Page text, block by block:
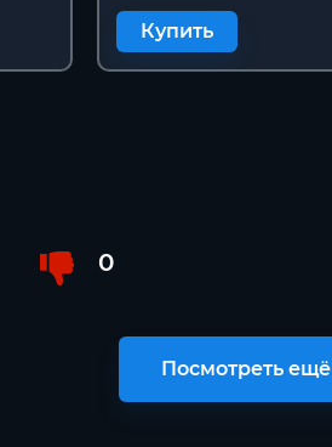
Купить
0
Посмотреть ещё